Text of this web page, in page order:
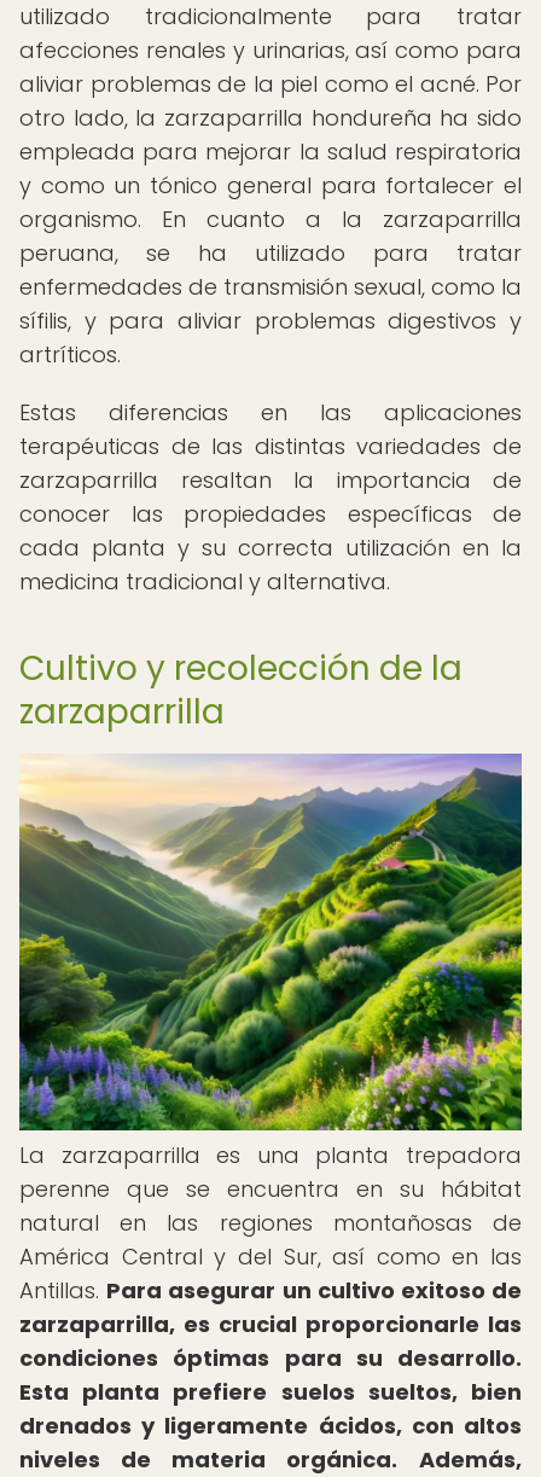
utilizado tradicionalmente para tratar
afecciones renales y urinarias, así como para
aliviar problemas de la piel como el acné. Por
otro lado, la zarzaparrilla hondureña ha sido
empleada para mejorar la salud respiratoria
y como un tónico general para fortalecer el
organismo. En cuanto a la zarzaparrilla
peruana, se ha utilizado para tratar
enfermedades de transmisión sexual, como la
sífilis, y para aliviar problemas digestivos y
artríticos.
Estas diferencias en las aplicaciones
terapéuticas de las distintas variedades de
zarzaparrilla resaltan la importancia de
conocer las propiedades específicas de
cada planta y su correcta utilización en la
medicina tradicional y alternativa.
Cultivo y recolección de la
zarzaparrilla
La zarzaparrilla es una planta trepadora
perenne que se encuentra en su hábitat
natural en las regiones montañosas de
América Central y del Sur, así como en las
Antillas. Para asegurar un cultivo exitoso de
zarzaparrilla, es crucial proporcionarle las
condiciones óptimas para su desarrollo.
Esta planta prefiere suelos sueltos, bien
drenados y ligeramente ácidos, con altos
niveles de materia orgánica.
Además,